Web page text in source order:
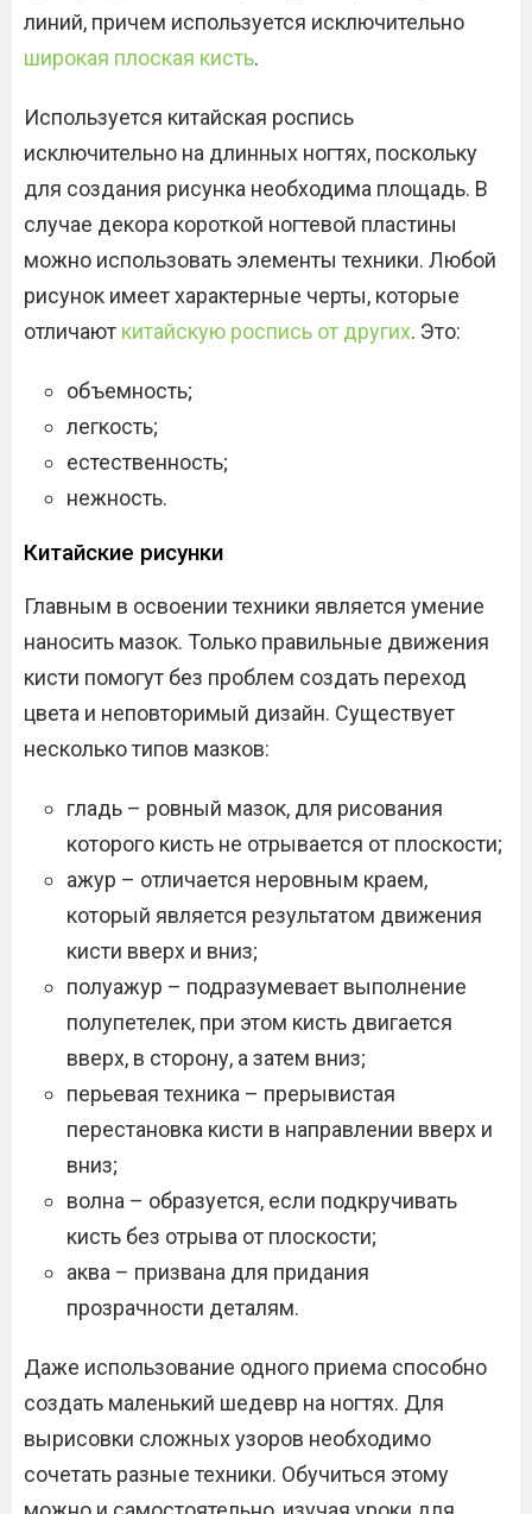
линий, причем используется исключительно
широкая плоская кисть.
Используется китайская роспись
исключительно на длинных ногтях, поскольку
для создания рисунка необходима площадь. В
случае декора короткой ногтевой пластины
можно использовать элементы техники. Любой
рисунок имеет характерные черты, которые
отличают китайскую роспись от других. Это:
объемность;
легкость;
естественность;
нежность.
Китайские рисунки
Главным в освоении техники является умение
наносить мазок. Только правильные движения
кисти помогут без проблем создать переход
цвета и неповторимый дизайн. Существует
несколько типов мазков:
гладь – ровный мазок, для рисования
которого кисть не отрывается от плоскости;
ажур – отличается неровным краем,
который является результатом движения
кисти вверх и вниз;
полуажур – подразумевает выполнение
полупетелек, при этом кисть двигается
вверх, в сторону, а затем вниз;
перьевая техника – прерывистая
перестановка кисти в направлении вверх и
вниз;
волна – образуется, если подкручивать
кисть без отрыва от плоскости;
аква – призвана для придания
прозрачности деталям.
Даже использование одного приема способно
создать маленький шедевр на ногтях. Для
вырисовки сложных узоров необходимо
сочетать разные техники. Обучиться этому